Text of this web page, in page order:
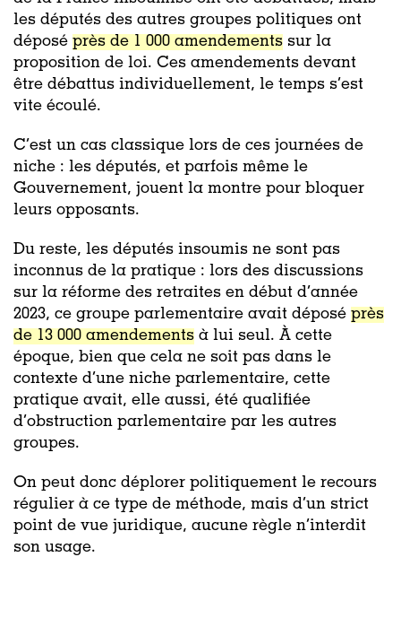
les députés des autres groupes politiques ont
déposé près de 1 000 amendements sur la
proposition de loi. Ces amendements devant
être débattus individuellement, le temps s’est
vite écoulé.
C’est un cas classique lors de ces journées de
niche : les députés, et parfois même le
Gouvernement, jouent la montre pour bloquer
leurs opposants.
Du reste, les députés insoumis ne sont pas
inconnus de la pratique : lors des discussions
sur la réforme des retraites en début d’année
2023, ce groupe parlementaire avait déposé près
de 13 000 amendements à lui seul. À cette
époque, bien que cela ne soit pas dans le
contexte d’une niche parlementaire, cette
pratique avait, elle aussi, été qualifiée
d’obstruction parlementaire par les autres
groupes.
On peut donc déplorer politiquement le recours
régulier à ce type de méthode, mais d’un strict
point de vue juridique, aucune règle n’interdit
son usage.